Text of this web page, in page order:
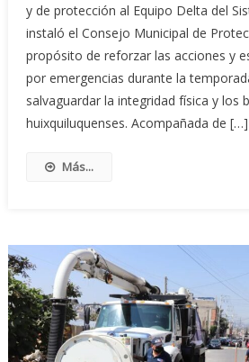
y de protección al Equipo Delta del
instaló el Consejo Municipal de
propósito de reforzar las acciones y
por emergencias durante la
salvaguardar la integridad física y los
huixquiluquenses. Acompañada de […]
Más...